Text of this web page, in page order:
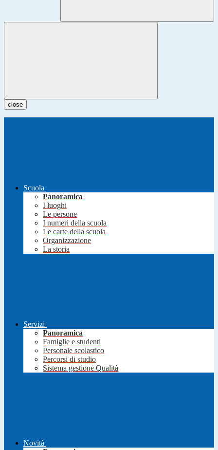
close
Scuola
Panoramica
I luoghi
Le persone
I numeri della scuola
Le carte della scuola
Organizzazione
La storia
Servizi
Panoramica
Famiglie e studenti
Personale scolastico
Percorsi di studio
Sistema gestione Qualità
Novità